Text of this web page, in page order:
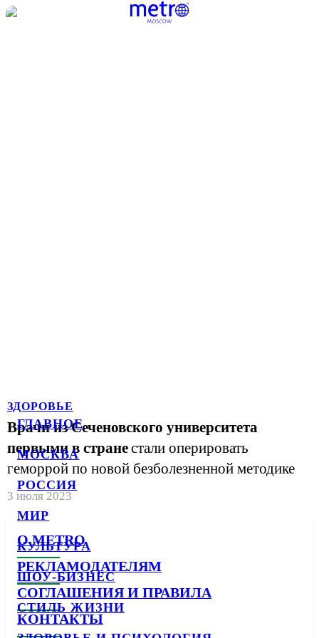
ГЛАВНОЕ
МОСКВА
РОССИЯ
МИР
КУЛЬТУРА
ШОУ-БИЗНЕС
СТИЛЬ ЖИЗНИ
ЗДОРОВЬЕ
Врачи из Сеченовского университета
первыми в странестали оперировать
геморрой по новой безболезненной методике
3 июля 2023
О METRO
РЕКЛАМОДАТЕЛЯМ
СОГЛАШЕНИЯ И ПРАВИЛА
КОНТАКТЫ